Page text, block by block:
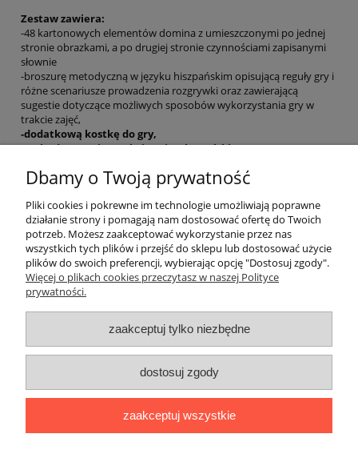
Zestaw zawiera:
-48 kartonowych elementów domina z umieszczonymi po jednej
stronie obrazkami, a po drugiej stronie czynnościami zapisanymi
słownie
-broszurę metodyczną w języku hiszpańskim opisującą reguły gry i
różne scenariusze prowadzenia rozgrywki oraz zawierającą
sugestie dotyczące możliwych sposobów wykorzystania gry w
trakcie zajęć,
-dodatkową kostkę do gry,
-rozbudowaną instrukcję w języku polskim.
EAN: 9788853625878
O nas
Płatności i dostawa
Moje konto
"Romanista" Internetowa Księgarnia Językowa 2025
Ul. Bolesława Limanowskiego 102 lok. 45, 91-042 Łódź |
424 186|biuro@romanista.edu.pl
Dbamy o Twoją prywatność
Pliki cookies i pokrewne im technologie umożliwiają poprawne
działanie strony i pomagają nam dostosować ofertę do Twoich
potrzeb. Możesz zaakceptować wykorzystanie przez nas
wszystkich tych plików i przejść do sklepu lub dostosować użycie
plików do swoich preferencji, wybierając opcję "Dostosuj zgody".
Więcej o plikach cookies przeczytasz w naszej Polityce
prywatności.
zaakceptuj tylko niezbędne
dostosuj zgody
zaakceptuj wszystkie